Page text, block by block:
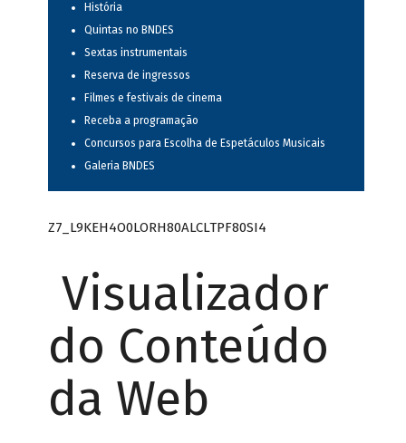
História
Quintas no BNDES
Sextas instrumentais
Reserva de ingressos
Filmes e festivais de cinema
Receba a programação
Concursos para Escolha de Espetáculos Musicais
Galeria BNDES
Z7_L9KEH4O0LORH80ALCLTPF80SI4
Visualizador
do Conteúdo
da Web